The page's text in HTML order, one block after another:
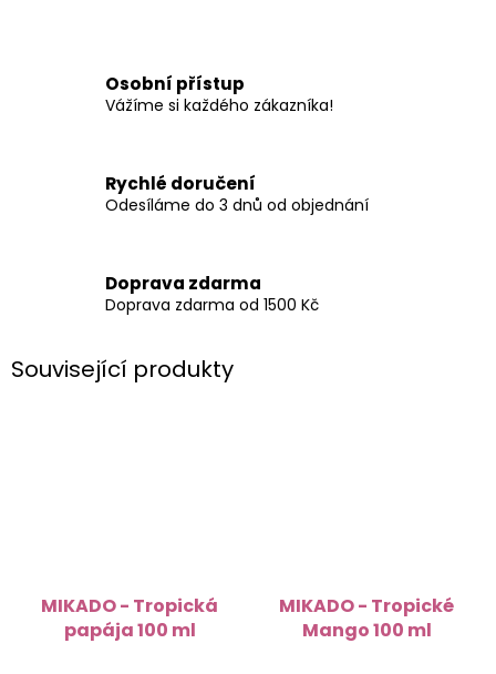
Osobní přístup
Vážíme si každého zákazníka!
Rychlé doručení
Odesíláme do 3 dnů od objednání
Doprava zdarma
Doprava zdarma od 1500 Kč
Související produkty
MIKADO - Tropická
papája 100 ml
MIKADO - Tropické
Mango 100 ml